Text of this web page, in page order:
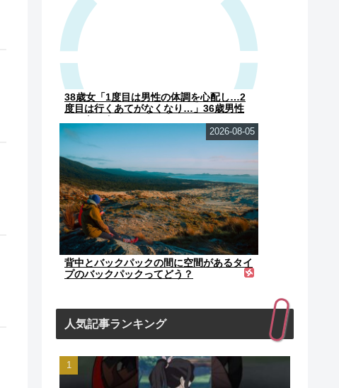
38歳女「1度目は男性の体調を心配し…2
度目は行くあてがなくなり…」36歳男性
背中とバックパックの間に空間があるタイ
プのバックパックってどう？
2026-08-05
人気記事ランキング